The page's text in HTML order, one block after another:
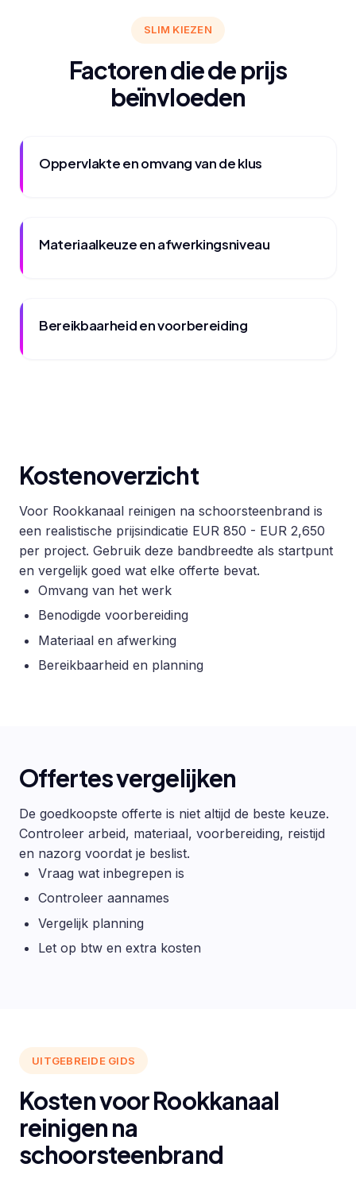
SLIM KIEZEN
Factoren die de prijs
beïnvloeden
Oppervlakte en omvang van de klus
Materiaalkeuze en afwerkingsniveau
Bereikbaarheid en voorbereiding
Kostenoverzicht
Voor Rookkanaal reinigen na schoorsteenbrand is
een realistische prijsindicatie EUR 850 - EUR 2,650
per project. Gebruik deze bandbreedte als startpunt
en vergelijk goed wat elke offerte bevat.
Omvang van het werk
Benodigde voorbereiding
Materiaal en afwerking
Bereikbaarheid en planning
Offertes vergelijken
De goedkoopste offerte is niet altijd de beste keuze.
Controleer arbeid, materiaal, voorbereiding, reistijd
en nazorg voordat je beslist.
Vraag wat inbegrepen is
Controleer aannames
Vergelijk planning
Let op btw en extra kosten
UITGEBREIDE GIDS
Kosten voor Rookkanaal
reinigen na
schoorsteenbrand